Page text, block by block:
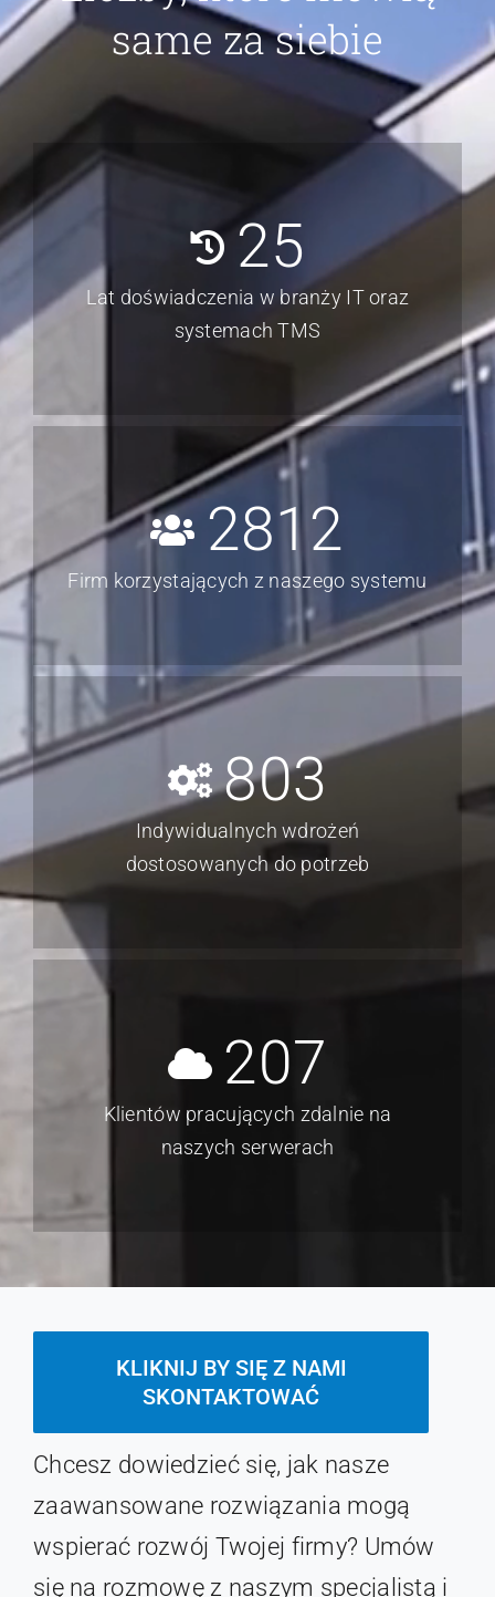
same za siebie
25
Lat doświadczenia w branży IT oraz
systemach TMS
2812
Firm korzystających z naszego systemu
803
Indywidualnych wdrożeń
dostosowanych do potrzeb
207
Klientów pracujących zdalnie na
naszych serwerach
KLIKNIJ BY SIĘ Z NAMI
SKONTAKTOWAĆ
Chcesz dowiedzieć się, jak nasze
zaawansowane rozwiązania mogą
wspierać rozwój Twojej firmy? Umów
się na rozmowę z naszym specjalistą i